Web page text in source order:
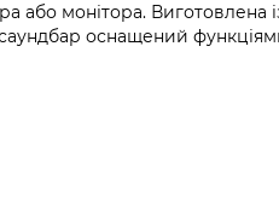
або монітора. Виготовлена
саундбар оснащений